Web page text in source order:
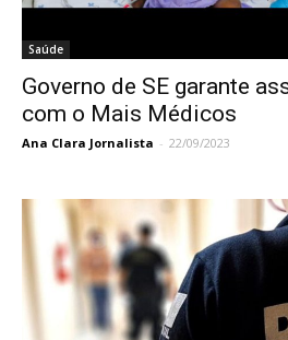
Saúde
Governo de SE garante
com o Mais Médicos
Ana Clara Jornalista - 22/09/2023